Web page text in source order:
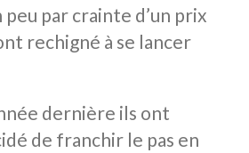
peu par crainte d’un prix
rechigné à se lancer
dernière ils ont
de franchir le pas en